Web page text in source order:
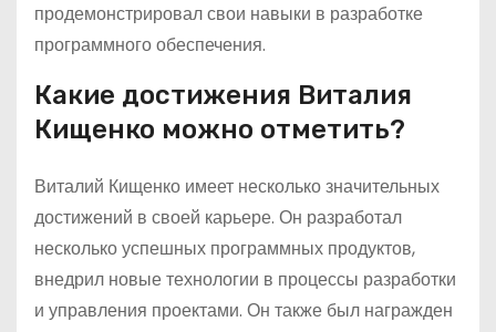
продемонстрировал свои навыки в разработке
программного обеспечения.
Какие достижения Виталия
Кищенко можно отметить?
Виталий Кищенко имеет несколько значительных
достижений в своей карьере. Он разработал
несколько успешных программных продуктов,
внедрил новые технологии в процессы разработки
и управления проектами. Он также был награжден